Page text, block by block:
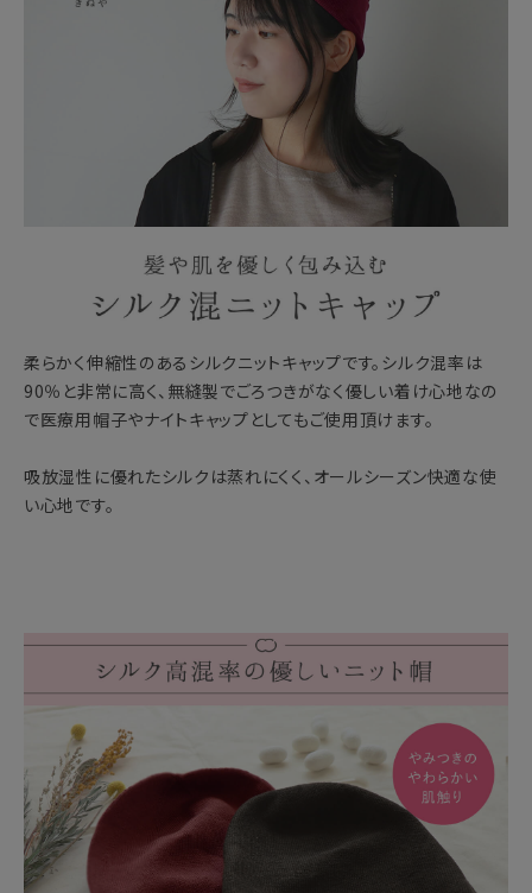
柔らかく伸縮性のあるシルクニットキャップです。シルク混率は
90％と非常に高く、無縫製でごろつきがなく優しい着け心地なの
で医療用帽子やナイトキャップとしてもご使用頂けます。
吸放湿性に優れたシルクは蒸れにくく、オールシーズン快適な使
い心地です。